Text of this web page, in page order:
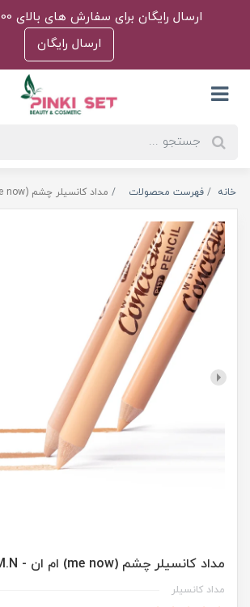
ارسال رایگان برای سفارش های بالای 1.000.000 تومان
ارسال رایگان
خانه فهرست محصولات مداد کانسیلر چشم (me now) ام ان - M.N
مداد کانسیلر چشم (me now) ام ان - M.N
مداد کانسیلر